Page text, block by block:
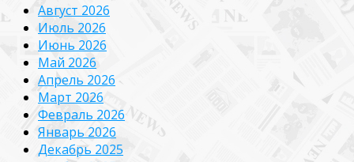
Август 2026
Июль 2026
Июнь 2026
Май 2026
Апрель 2026
Март 2026
Февраль 2026
Январь 2026
Декабрь 2025